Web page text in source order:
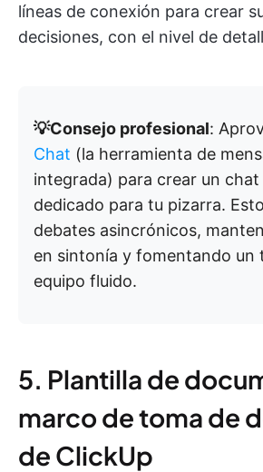
líneas de conexión para crear
decisiones, con el nivel de
💡Consejo profesional:
Chat (la herramienta de
integrada) para crear un chat
dedicado para tu pizarra.
debates asincrónicos,
en sintonía y fomentando un
equipo fluido.
5. Plantilla de
marco de toma de
de ClickUp